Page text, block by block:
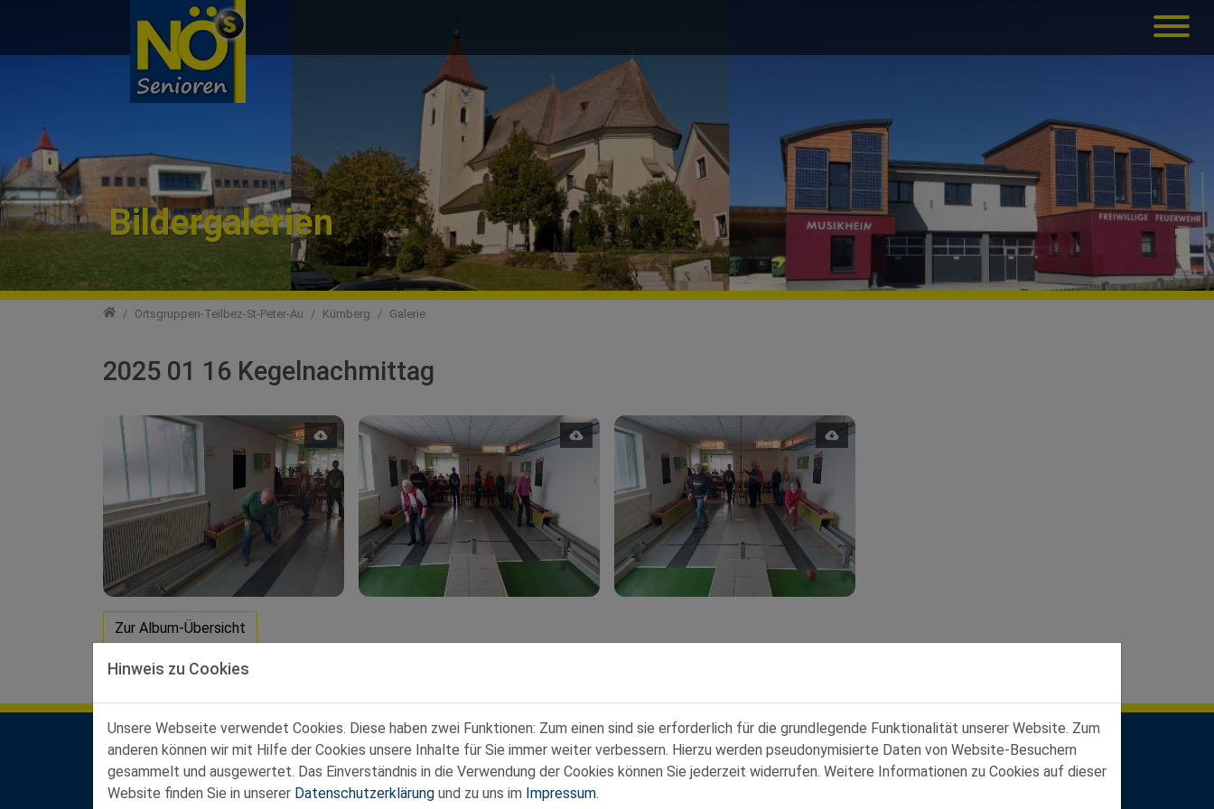
Direkt zur Hauptnavigation springen
Bildergalerien
Ortsgruppen
Ortsgruppen-Teilbez-St-Peter-Au Kürnberg Galerie
2025 01 16 Kegelnachmittag
Zur Album-Übersicht
Kontakt Landesgeschäftsstelle
Ferstlergasse 4/3, 3100 St. Pölten
Hinweis zu Cookies
Unsere Webseite verwendet Cookies. Diese haben zwei Funktionen: Zum einen sind sie erforderlich für die grundlegende Funktionalität unserer Website. Zum
anderen können wir mit Hilfe der Cookies unsere Inhalte für Sie immer weiter verbessern. Hierzu werden pseudonymisierte Daten von Website-Besuchern
gesammelt und ausgewertet. Das Einverständnis in die Verwendung der Cookies können Sie jederzeit widerrufen. Weitere Informationen zu Cookies auf dieser
Website finden Sie in unserer Datenschutzerklärung und zu uns im Impressum.